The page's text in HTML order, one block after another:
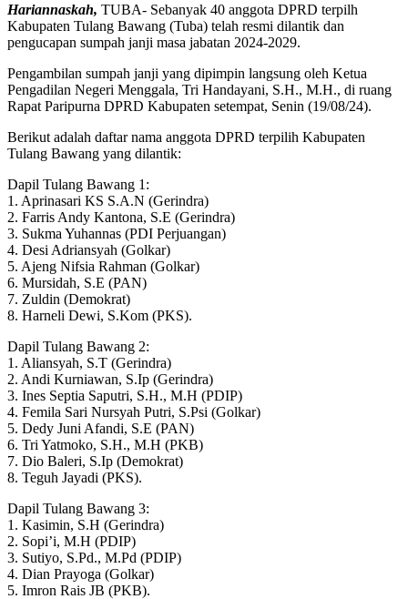
Hariannaskah, TUBA- Sebanyak 40 anggota DPRD terpilh
Kabupaten Tulang Bawang (Tuba) telah resmi dilantik dan
pengucapan sumpah janji masa jabatan 2024-2029.
Pengambilan sumpah janji yang dipimpin langsung oleh Ketua
Pengadilan Negeri Menggala, Tri Handayani, S.H., M.H., di ruang
Rapat Paripurna DPRD Kabupaten setempat, Senin (19/08/24).
Berikut adalah daftar nama anggota DPRD terpilih Kabupaten
Tulang Bawang yang dilantik:
Dapil Tulang Bawang 1:
1. Aprinasari KS S.A.N (Gerindra)
2. Farris Andy Kantona, S.E (Gerindra)
3. Sukma Yuhannas (PDI Perjuangan)
4. Desi Adriansyah (Golkar)
5. Ajeng Nifsia Rahman (Golkar)
6. Mursidah, S.E (PAN)
7. Zuldin (Demokrat)
8. Harneli Dewi, S.Kom (PKS).
Dapil Tulang Bawang 2:
1. Aliansyah, S.T (Gerindra)
2. Andi Kurniawan, S.Ip (Gerindra)
3. Ines Septia Saputri, S.H., M.H (PDIP)
4. Femila Sari Nursyah Putri, S.Psi (Golkar)
5. Dedy Juni Afandi, S.E (PAN)
6. Tri Yatmoko, S.H., M.H (PKB)
7. Dio Baleri, S.Ip (Demokrat)
8. Teguh Jayadi (PKS).
Dapil Tulang Bawang 3:
1. Kasimin, S.H (Gerindra)
2. Sopi’i, M.H (PDIP)
3. Sutiyo, S.Pd., M.Pd (PDIP)
4. Dian Prayoga (Golkar)
5. Imron Rais JB (PKB).